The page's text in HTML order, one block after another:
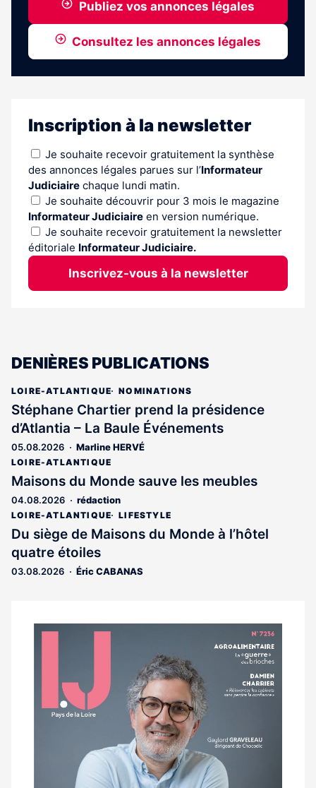
Publiez vos annonces légales
Consultez les annonces légales
Inscription à la newsletter
Je souhaite recevoir gratuitement la synthèse
des annonces légales parues sur l’Informateur
Judiciaire chaque lundi matin.
Je souhaite découvrir pour 3 mois le magazine
Informateur Judiciaire en version numérique.
Je souhaite recevoir gratuitement la newsletter
éditoriale Informateur Judiciaire.
Inscrivez-vous à la newsletter
DENIÈRES PUBLICATIONS
LOIRE-ATLANTIQUE NOMINATIONS
Stéphane Chartier prend la présidence
d’Atlantia – La Baule Événements
05.08.2026 Marline HERVÉ
LOIRE-ATLANTIQUE
Maisons du Monde sauve les meubles
04.08.2026 rédaction
LOIRE-ATLANTIQUE LIFESTYLE
Du siège de Maisons du Monde à l’hôtel
quatre étoiles
03.08.2026 Éric CABANAS
Notre
magazine